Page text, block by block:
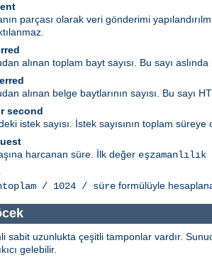
parçası olarak veri gönderimi
alınan toplam bayt sayısı. Bu sayı
alınan belge baytlarının sayısı. Bu sayı
second
istek sayısı. İstek sayısının toplam süreye
harcanan süre. İlk değer
/ 1024 / süre formülüyle
sabit uzunlukta çeşitli tamponlar vardır.
gelebilir.